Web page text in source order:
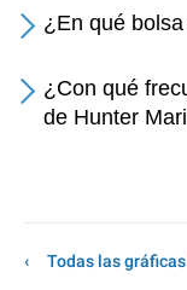
¿En qué
¿Con qué
de Hunter
Todas las